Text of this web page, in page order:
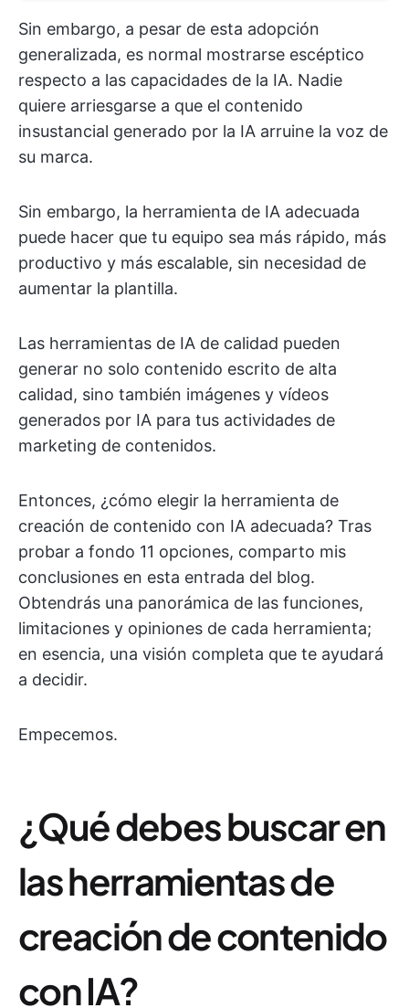
Sin embargo, a pesar de esta adopción
generalizada, es normal mostrarse escéptico
respecto a las capacidades de la IA. Nadie
quiere arriesgarse a que el contenido
insustancial generado por la IA arruine la voz de
su marca.
Sin embargo, la herramienta de IA adecuada
puede hacer que tu equipo sea más rápido, más
productivo y más escalable, sin necesidad de
aumentar la plantilla.
Las herramientas de IA de calidad pueden
generar no solo contenido escrito de alta
calidad, sino también imágenes y vídeos
generados por IA para tus actividades de
marketing de contenidos.
Entonces, ¿cómo elegir la herramienta de
creación de contenido con IA adecuada? Tras
probar a fondo 11 opciones, comparto mis
conclusiones en esta entrada del blog.
Obtendrás una panorámica de las funciones,
limitaciones y opiniones de cada herramienta;
en esencia, una visión completa que te ayudará
a decidir.
Empecemos.
¿Qué debes buscar en
las herramientas de
creación de contenido
con IA?